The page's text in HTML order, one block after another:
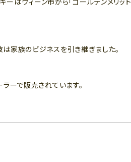
家族のビジネスを引き継ぎました。
ーで販売されています。